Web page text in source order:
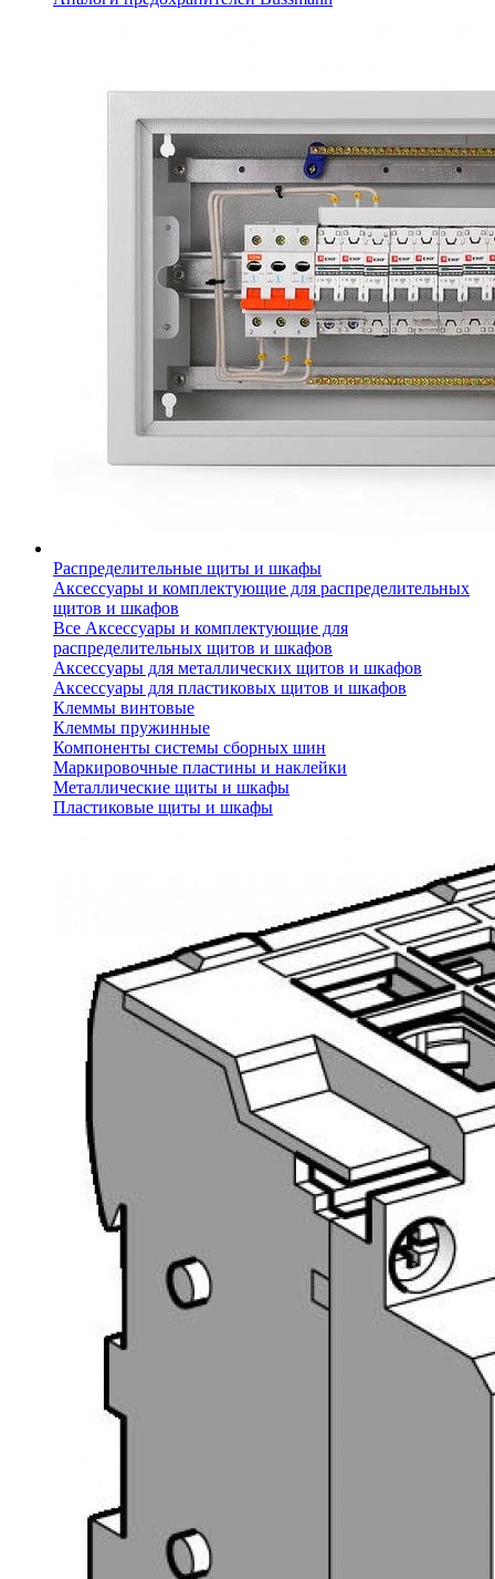
Распределительные щиты и шкафы
Аксессуары и комплектующие для распределительных
щитов и шкафов
Все Аксессуары и комплектующие для
распределительных щитов и шкафов
Аксессуары для металлических щитов и шкафов
Аксессуары для пластиковых щитов и шкафов
Клеммы винтовые
Клеммы пружинные
Компоненты системы сборных шин
Маркировочные пластины и наклейки
Металлические щиты и шкафы
Пластиковые щиты и шкафы